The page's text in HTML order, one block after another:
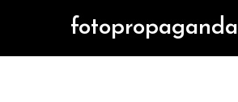
fotopropaganda